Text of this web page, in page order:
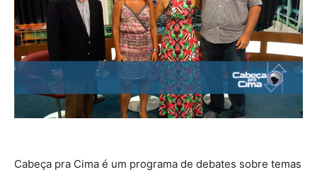
Cabeça pra Cima é um programa de debates sobre temas